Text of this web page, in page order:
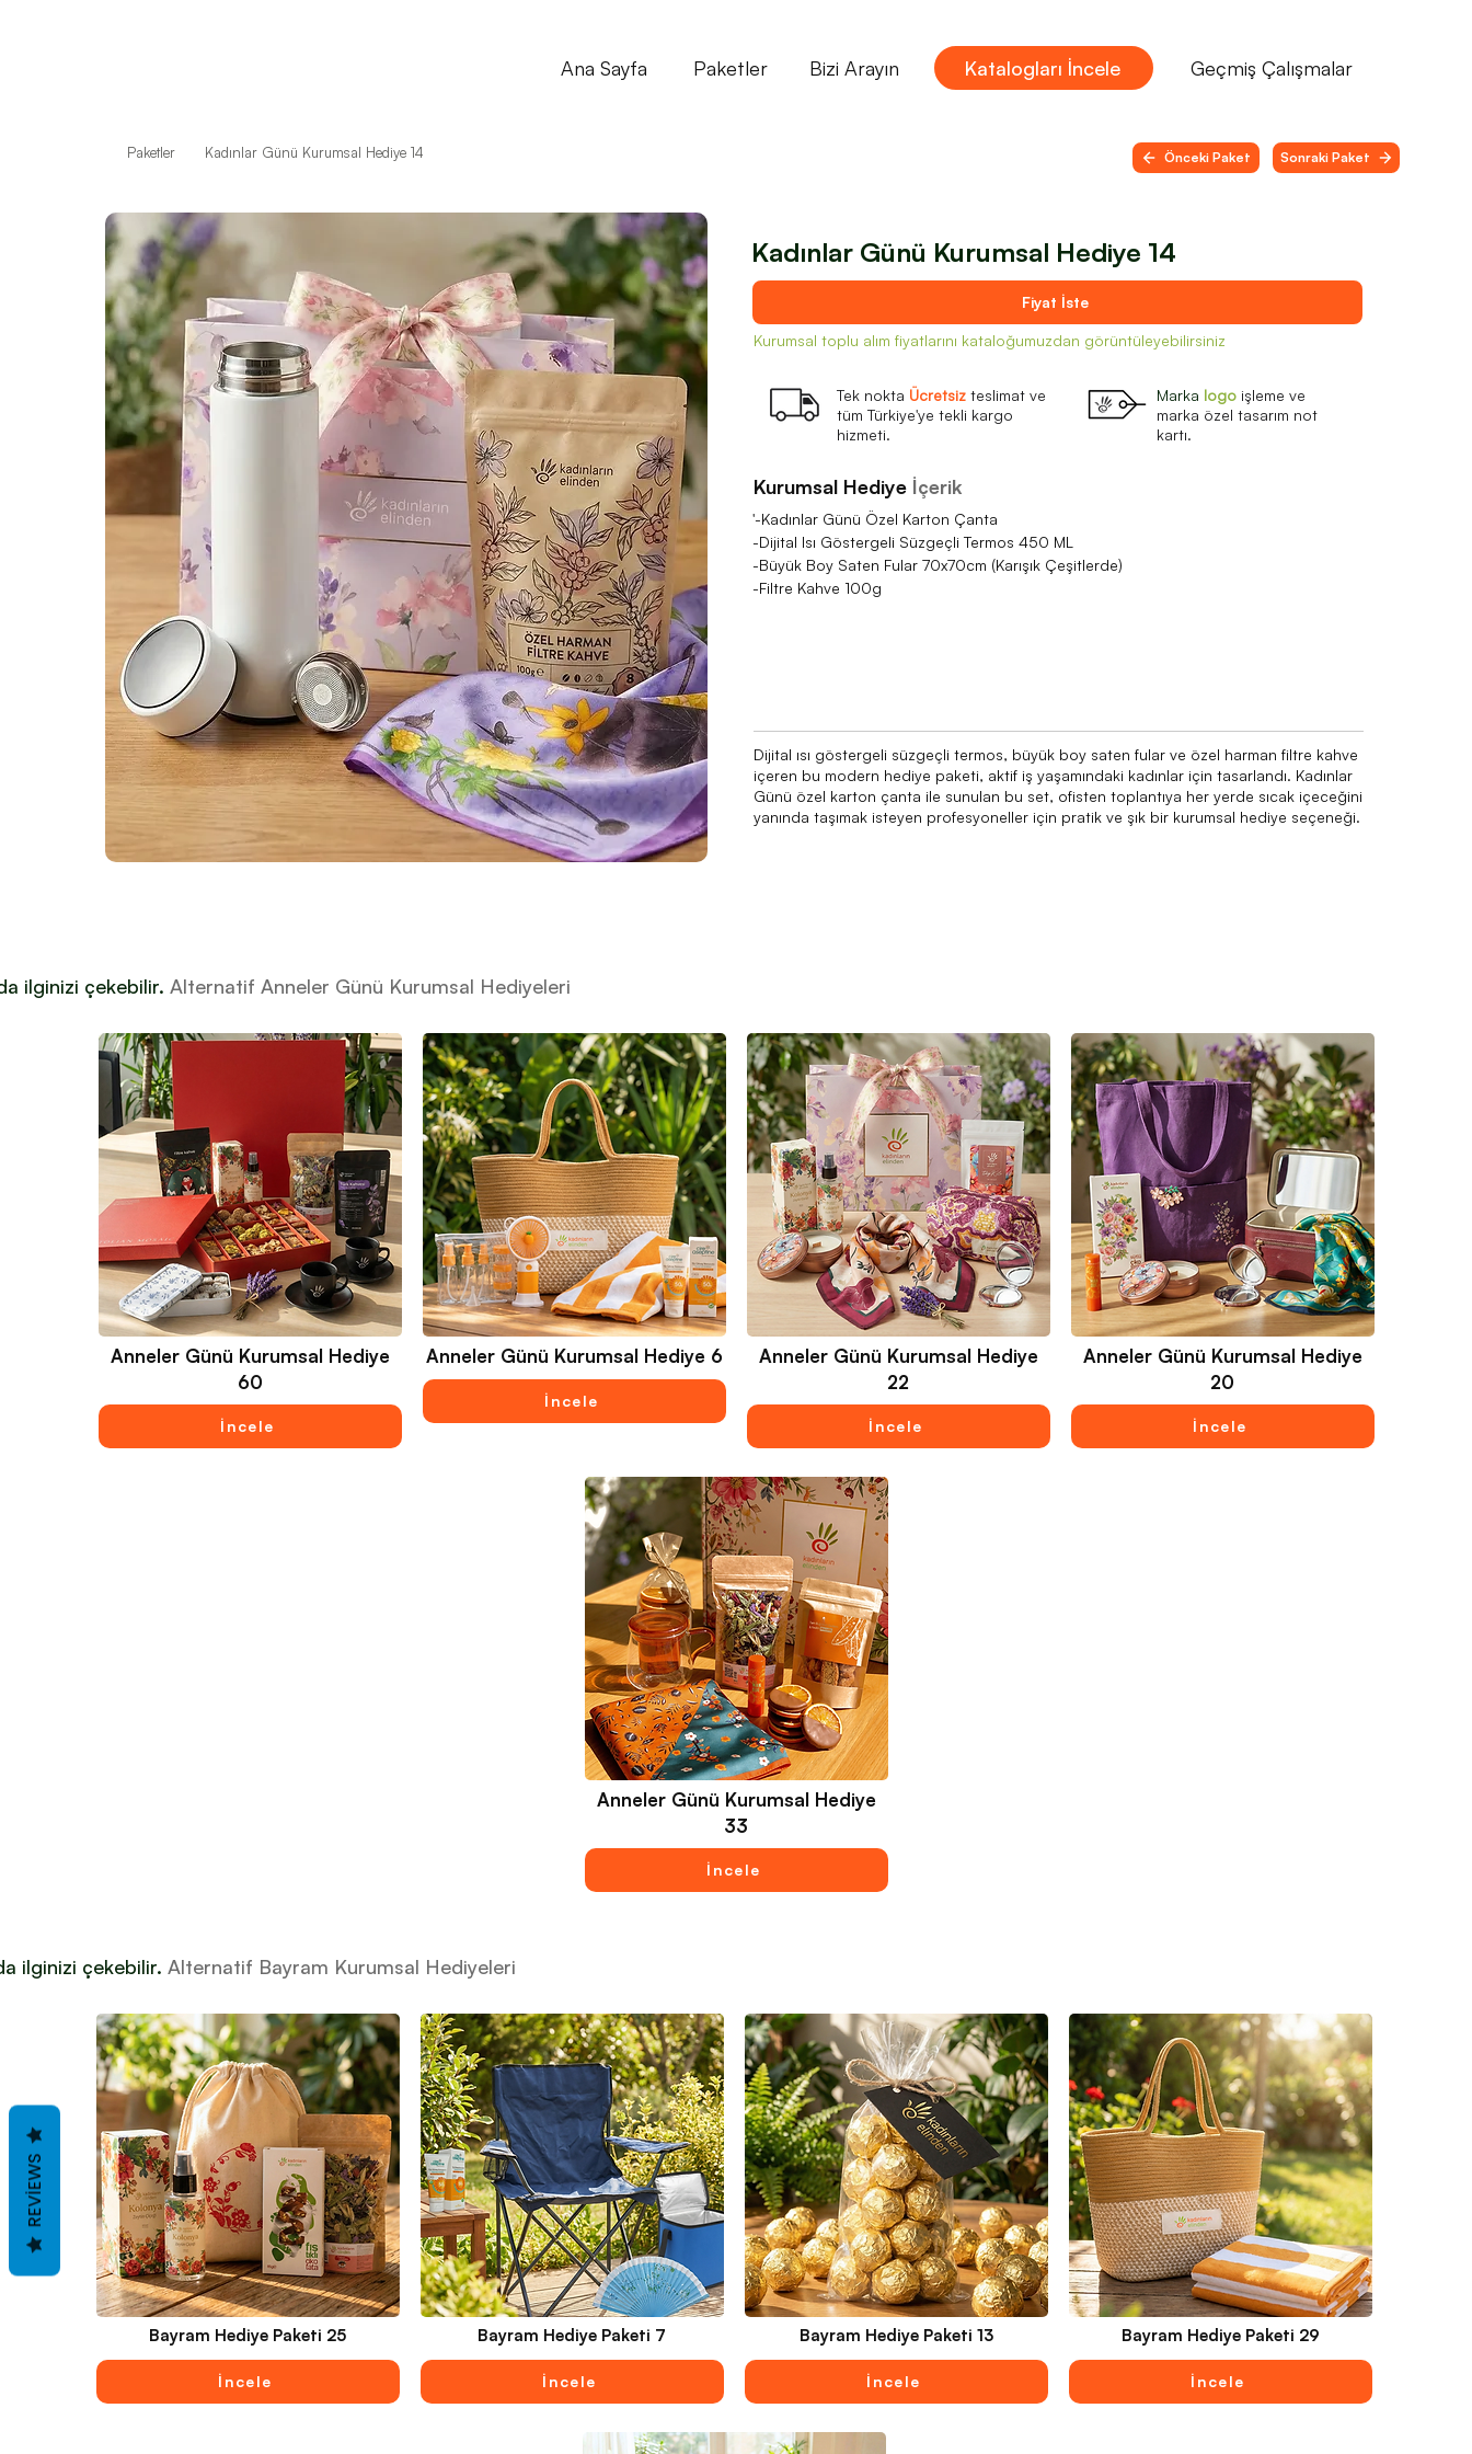
Ana Sayfa Paketler Bizi Arayın Katalogları İncele Geçmiş Çalışmalar
Paketler Kadınlar Günü Kurumsal Hediye 14 Önceki Paket Sonraki Paket
Kadınlar Günü Kurumsal Hediye 14
Fiyat İste
Kurumsal toplu alım fiyatlarını kataloğumuzdan görüntüleyebilirsiniz
Tek nokta Ücretsiz teslimat ve
tüm Türkiye'ye tekli kargo
hizmeti.
Marka logo işleme ve
marka özel tasarım not
kartı.
Kurumsal Hediye İçerik
'-Kadınlar Günü Özel Karton Çanta
-Dijital Isı Göstergeli Süzgeçli Termos 450 ML
-Büyük Boy Saten Fular 70x70cm (Karışık Çeşitlerde)
-Filtre Kahve 100g
Dijital ısı göstergeli süzgeçli termos, büyük boy saten fular ve özel harman filtre kahve
içeren bu modern hediye paketi, aktif iş yaşamındaki kadınlar için tasarlandı. Kadınlar
Günü özel karton çanta ile sunulan bu set, ofisten toplantıya her yerde sıcak içeceğini
yanında taşımak isteyen profesyoneller için pratik ve şık bir kurumsal hediye seçeneği.
ilginizi çekebilir. Alternatif Anneler Günü Kurumsal Hediyeleri
Anneler Günü Kurumsal Hediye
60
İncele
Anneler Günü Kurumsal Hediye 6
İncele
Anneler Günü Kurumsal Hediye
22
İncele
Anneler Günü Kurumsal Hediye
20
İncele
Anneler Günü Kurumsal Hediye
33
İncele
ilginizi çekebilir. Alternatif Bayram Kurumsal Hediyeleri
Bayram Hediye Paketi 25
İncele
Bayram Hediye Paketi 7
İncele
Bayram Hediye Paketi 13
İncele
Bayram Hediye Paketi 29
İncele
REVIEWS